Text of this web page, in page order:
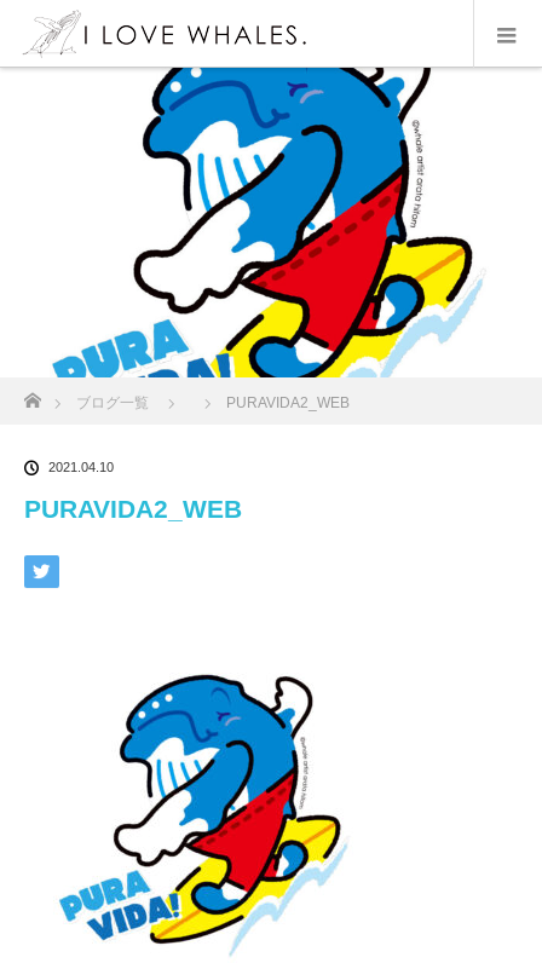
ブログ一覧 PURAVIDA2_WEB
2021.04.10
PURAVIDA2_WEB